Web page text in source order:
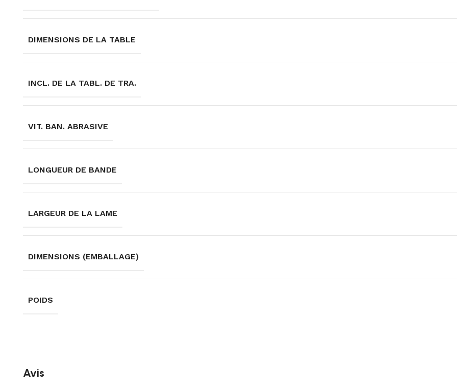
DIMENSIONS DE LA TABLE
INCL. DE LA TABL. DE TRA.
VIT. BAN. ABRASIVE
LONGUEUR DE BANDE
LARGEUR DE LA LAME
DIMENSIONS (EMBALLAGE)
POIDS
Avis